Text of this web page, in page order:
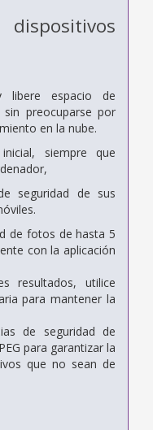
libere espacio de
preocuparse por
en la nube.
siempre que
seguridad de sus
de fotos de hasta 5
con la aplicación
resultados, utilice
para mantener la
de seguridad de
para garantizar la
que no sean de